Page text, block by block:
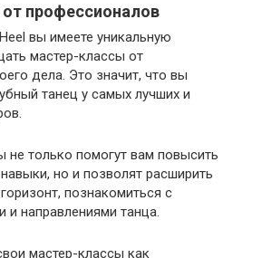
профессионалов
вы имеете уникальную
мастер-классы от
дела. Это значит, что вы
танец у самых лучших и
не только помогут вам повысить
но и позволят расширить
познакомиться с
и направлениями танца.
мастер-классы как